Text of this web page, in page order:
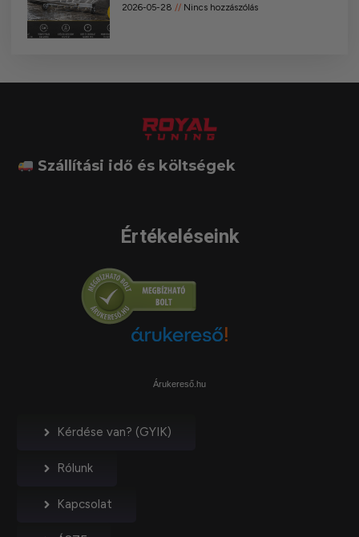
2026-05-28 Nincs hozzászólás
Szállítási idő és költségek
Értékeléseink
Árukereső.hu
Kérdése van? (GYIK)
Rólunk
Kapcsolat